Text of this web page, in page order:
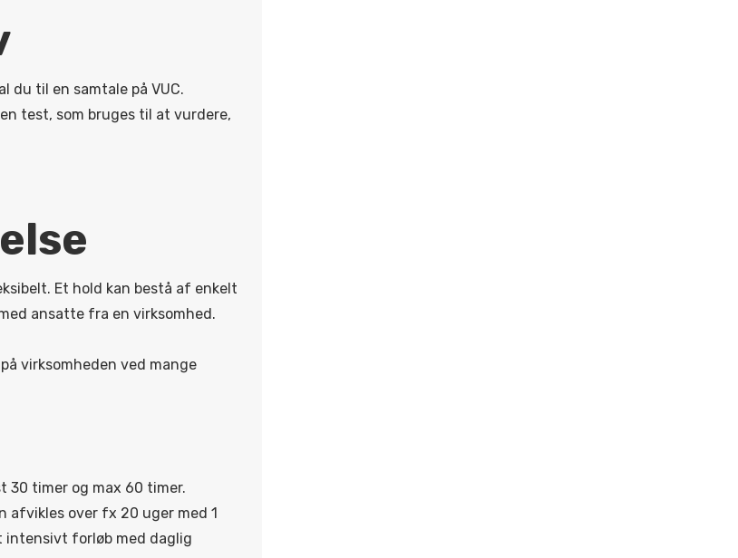
du til en samtale på VUC.
test, som bruges til at vurdere,
Et hold kan bestå af enkelt
ansatte fra en virksomhed.
virksomheden ved mange
30 timer og max 60 timer.
afvikles over fx 20 uger med 1
intensivt forløb med daglig